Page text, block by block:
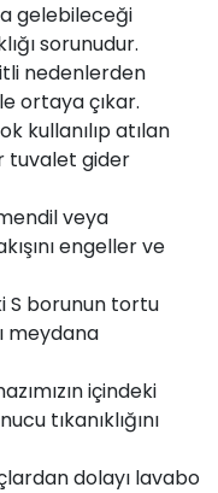
gelebileceği
sorunudur.
nedenlerden
ortaya çıkar.
kullanılıp atılan
tuvalet gider
veya
engeller ve
S borunun tortu
meydana
içindeki
tıkanıklığını
dolayı lavabo